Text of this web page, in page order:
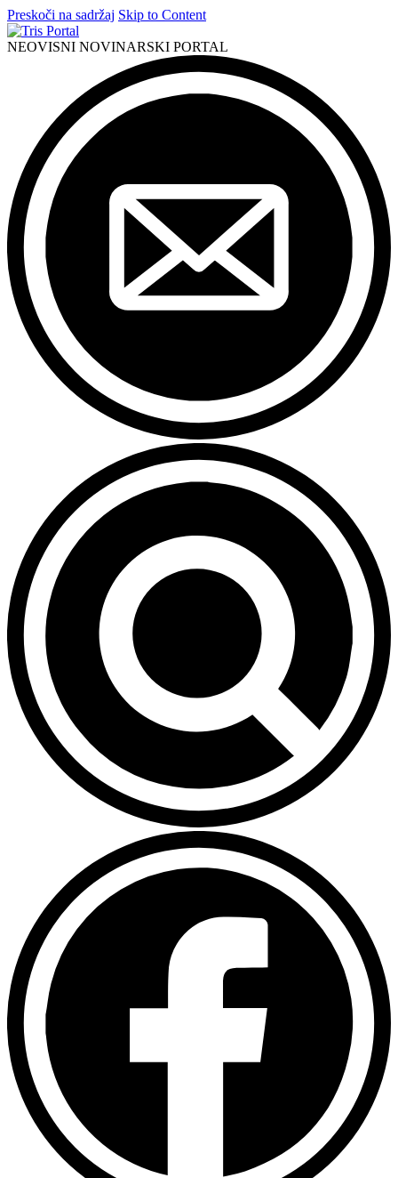
Preskoči na sadržaj Skip to Content
NEOVISNI NOVINARSKI PORTAL